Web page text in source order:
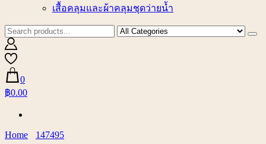
เสื้อคลุมและผ้าคลุมชุดว่ายน้ำ
0
฿0.00
Home 147495